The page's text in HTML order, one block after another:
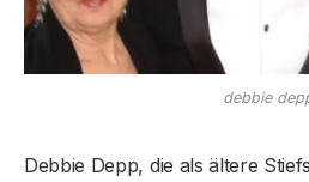
debbie
Debbie Depp, die als ältere